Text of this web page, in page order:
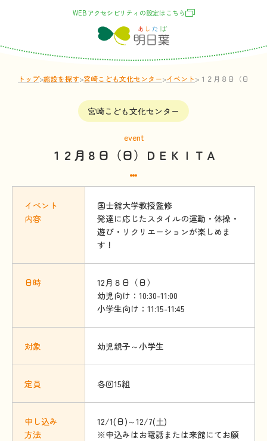
WEBアクセシビリティの設定はこちら
トップ>施設を探す>宮崎こども文化センター>イベント> １２月８日（日）Ｄ
宮崎こども文化センター
event
１２月８日（日）ＤＥＫＩＴＡ
イベント
内容
国士舘大学教授監修
発達に応じたスタイルの運動・体操・
遊び・リクリエーションが楽しめま
す！
日時
12月８日（日）
幼児向け：10:30-11:00
小学生向け：11:15-11:45
対象 幼児親子～小学生
定員 各回15組
申 し込み
方法
12/1(日)～12/7(土)
※申込みはお電話または来館にてお願